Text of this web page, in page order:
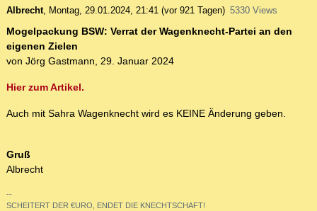
Albrecht, Montag, 29.01.2024, 21:41 (vor 921 Tagen) 5330 Views
Mogelpackung BSW: Verrat der Wagenknecht-Partei an den
eigenen Zielen
von Jörg Gastmann, 29. Januar 2024
Hier zum Artikel.
Auch mit Sahra Wagenknecht wird es KEINE Änderung geben.
Gruß
Albrecht
--
SCHEITERT DER €URO, ENDET DIE KNECHTSCHAFT!